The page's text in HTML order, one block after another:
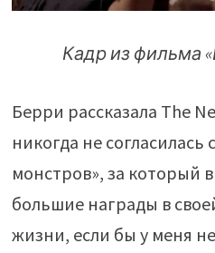
Кадр из фильма
Берри рассказала The
никогда не согласилась
монстров», за который
большие награды в
жизни, если бы у меня